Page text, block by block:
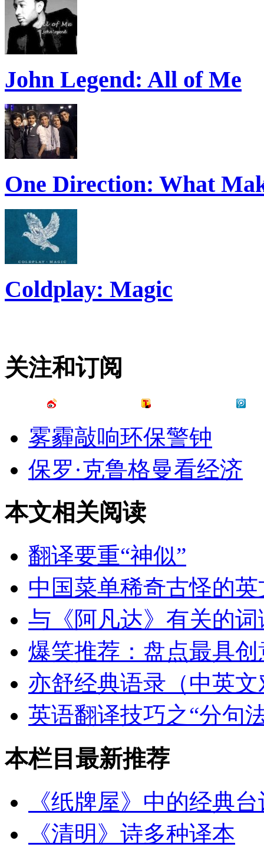
John Legend: All of Me
One Direction: What
Coldplay: Magic
关注和订阅
雾霾敲响环保警钟
保罗·克鲁格曼看经济
本文相关阅读
翻译要重“神似”
中国菜单稀奇古怪的
与《阿凡达》有关的
爆笑推荐：盘点最具
亦舒经典语录（中英
英语翻译技巧之“分句
本栏目最新推荐
《纸牌屋》中的经典
《清明》诗多种译本